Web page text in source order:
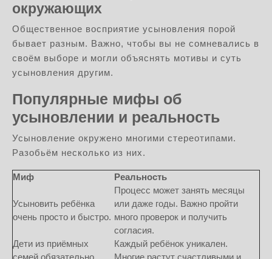
окружающих
Общественное восприятие усыновления порой
бывает разным. Важно, чтобы вы не сомневались в
своём выборе и могли объяснять мотивы и суть
усыновления другим.
Популярные мифы об
усыновлении и реальность
Усыновление окружено многими стереотипами.
Разобьём несколько из них.
Миф Реальность
Усыновить ребёнка
очень просто и быстро.
Процесс может занять месяцы
или даже годы. Важно пройти
много проверок и получить
согласия.
Дети из приёмных
семей обязательно
Каждый ребёнок уникален.
Многие растут счастливыми и